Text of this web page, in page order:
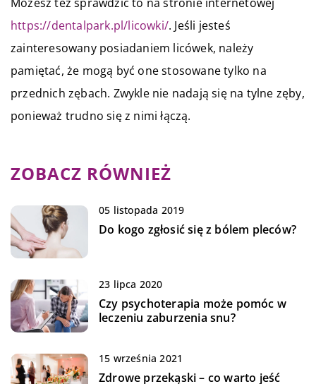
https://dentalpark.pl/licowki/. Jeśli jesteś
zainteresowany posiadaniem licówek, należy
pamiętać, że mogą być one stosowane tylko na
przednich zębach. Zwykle nie nadają się na tylne zęby,
ponieważ trudno się z nimi łączą.
ZOBACZ RÓWNIEŻ
05 listopada 2019
Do kogo zgłosić się z bólem pleców?
23 lipca 2020
Czy psychoterapia może pomóc w
leczeniu zaburzenia snu?
15 września 2021
Zdrowe przekąski – co warto jeść